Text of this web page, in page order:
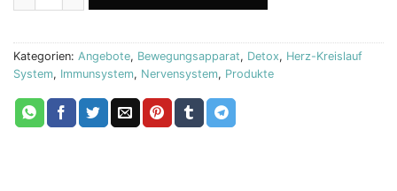
Kategorien: Angebote, Bewegungsapparat, Detox, Herz-Kreislauf
System, Immunsystem, Nervensystem, Produkte